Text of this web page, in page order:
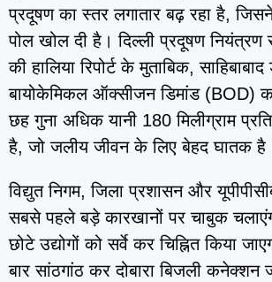
प्रदूषण का स्तर लगातार बढ़ रहा है, जिसने
पोल खोल दी है। दिल्ली प्रदूषण नियंत्रण
की हालिया रिपोर्ट के मुताबिक,
बायोकेमिकल ऑक्सीजन डिमांड (BOD)
छह गुना अधिक यानी 180 मिलीग्राम
है, जो जलीय जीवन के लिए बेहद घातक
विद्युत निगम, जिला प्रशासन और
सबसे पहले बड़े कारखानों पर चाबुक
छोटे उद्योगों को सर्वे कर चिह्नित किया
बार सांठगांठ कर दोबारा बिजली